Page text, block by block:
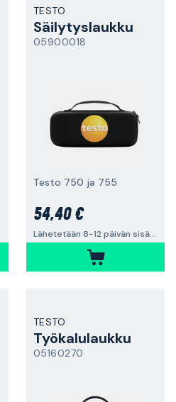
TESTO
Säilytyslaukku
05900018
Testo 750 ja 755
54,40 €
Lähetetään 8-12 päivän sisällä
TESTO
Työkalulaukku
05160270